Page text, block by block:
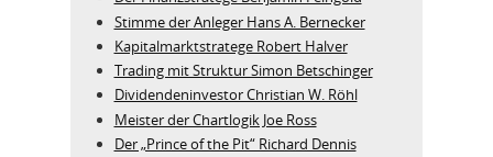
Stimme der Anleger Hans A. Bernecker
Kapitalmarktstratege Robert Halver
Trading mit Struktur Simon Betschinger
Dividendeninvestor Christian W. Röhl
Meister der Chartlogik Joe Ross
Der „Prince of the Pit“ Richard Dennis